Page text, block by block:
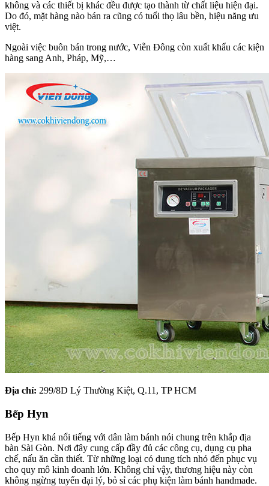
không và các thiết bị khác đều được tạo thành từ chất liệu hiện đại.
Do đó, mặt hàng nào bán ra cũng có tuổi thọ lâu bền, hiệu năng ưu
việt.
Ngoài việc buôn bán trong nước, Viễn Đông còn xuất khẩu các kiện
hàng sang Anh, Pháp, Mỹ,…
Địa chỉ: 299/8D Lý Thường Kiệt, Q.11, TP HCM
Bếp Hyn
Bếp Hyn khá nổi tiếng với dân làm bánh nói chung trên khắp địa
bàn Sài Gòn. Nơi đây cung cấp đầy đủ các công cụ, dụng cụ pha
chế, nấu ăn cần thiết. Từ những loại có dung tích nhỏ đến phục vụ
cho quy mô kinh doanh lớn. Không chỉ vậy, thương hiệu này còn
không ngừng tuyển đại lý, bỏ sỉ các phụ kiện làm bánh handmade.